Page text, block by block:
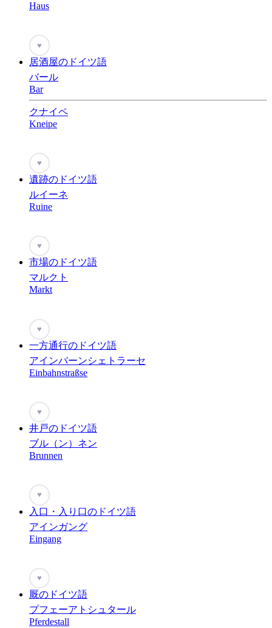
Haus
♥
居酒屋のドイツ語
バール
Bar
クナイペ
Kneipe
♥
遺跡のドイツ語
ルイーネ
Ruine
♥
市場のドイツ語
マルクト
Markt
♥
一方通行のドイツ語
アインバーンシェトラーセ
Einbahnstraßse
♥
井戸のドイツ語
ブル（ン）ネン
Brunnen
♥
入口・入り口のドイツ語
アインガング
Eingang
♥
厩のドイツ語
プフェーアトシュタール
Pferdestall